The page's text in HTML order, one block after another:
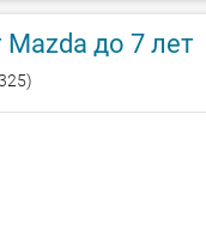
до 7 лет